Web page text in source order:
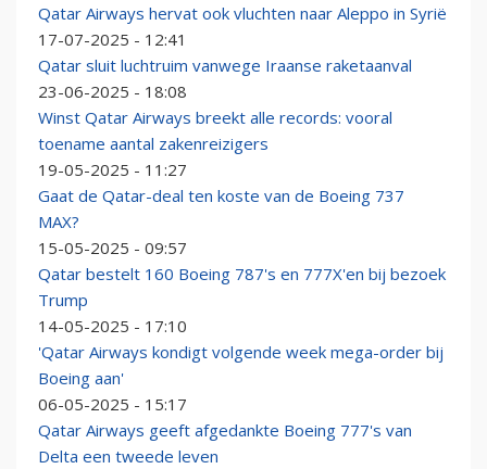
Qatar Airways hervat ook vluchten naar Aleppo in Syrië
17-07-2025 - 12:41
Qatar sluit luchtruim vanwege Iraanse raketaanval
23-06-2025 - 18:08
Winst Qatar Airways breekt alle records: vooral
toename aantal zakenreizigers
19-05-2025 - 11:27
Gaat de Qatar-deal ten koste van de Boeing 737
MAX?
15-05-2025 - 09:57
Qatar bestelt 160 Boeing 787's en 777X'en bij bezoek
Trump
14-05-2025 - 17:10
'Qatar Airways kondigt volgende week mega-order bij
Boeing aan'
06-05-2025 - 15:17
Qatar Airways geeft afgedankte Boeing 777's van
Delta een tweede leven